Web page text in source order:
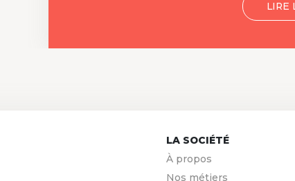
LIRE
LA SOCIÉTÉ
À propos
Nos métiers